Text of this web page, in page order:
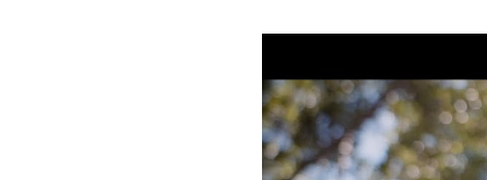
UNSERE SELBSTVERPFLICHTUNGEN